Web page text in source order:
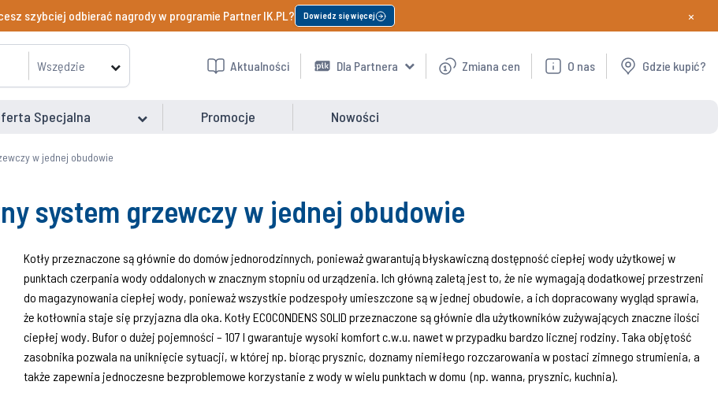
szybciej odbierać nagrody w programie Partner IK.PL? Dowiedz się więcej ×
Wszędzie Aktualności Dla Partnera Zmiana cen O nas Gdzie kupić?
Specjalna Promocje Nowości
w jednej obudowie
system grzewczy w jednej obudowie
Kotły przeznaczone są głównie do domów jednorodzinnych, ponieważ gwarantują błyskawiczną dostępność ciepłej wody użytkowej w
punktach czerpania wody oddalonych w znacznym stopniu od urządzenia. Ich główną zaletą jest to, że nie wymagają dodatkowej przestrzeni
do magazynowania ciepłej wody, ponieważ wszystkie podzespoły umieszczone są w jednej obudowie, a ich dopracowany wygląd sprawia,
że kotłownia staje się przyjazna dla oka. Kotły ECOCONDENS SOLID przeznaczone są głównie dla użytkowników zużywających znaczne ilości
ciepłej wody. Bufor o dużej pojemności – 107 l gwarantuje wysoki komfort c.w.u. nawet w przypadku bardzo licznej rodziny. Taka objętość
zasobnika pozwala na uniknięcie sytuacji, w której np. biorąc prysznic, doznamy niemiłego rozczarowania w postaci zimnego strumienia, a
także zapewnia jednoczesne bezproblemowe korzystanie z wody w wielu punktach w domu (np. wanna, prysznic, kuchnia).